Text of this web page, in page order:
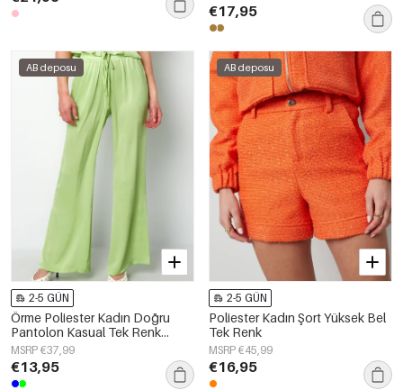
€17,95
AB deposu
2-5 GÜN
Örme Poliester Kadın Doğru
Pantolon Kasual Tek Renk
İlkbahar/Yaz
MSRP €37,99
€13,95
AB deposu
2-5 GÜN
Poliester Kadın Şort Yüksek Bel
Tek Renk
MSRP €45,99
€16,95